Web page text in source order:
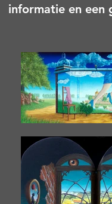
informatie en een